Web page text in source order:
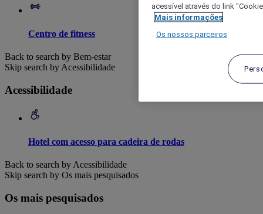
Centro de fitness
Back to search by Bem-estar
Skip search by Acessibilidade
Acessibilidade
Hotel com acesso para cadeira de rodas
Back to search by Acessibilidade
Skip search by Os mais pesquisados
Os mais pesquisados
acessível através do link
Mais informações
Os nossos parceiros